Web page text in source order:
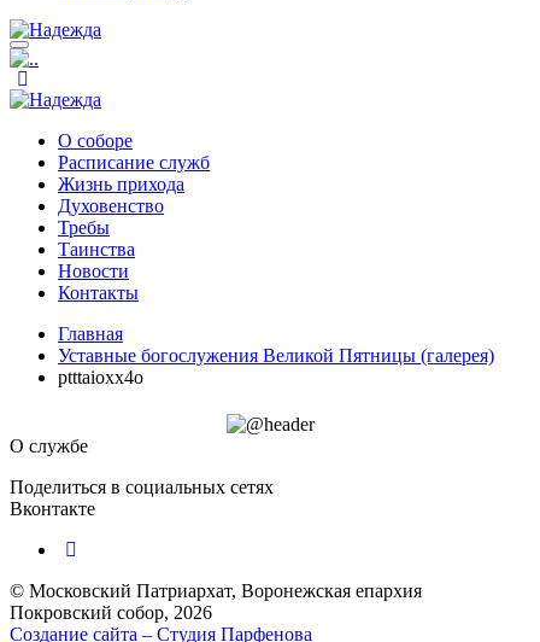
О соборе
Расписание служб
Жизнь прихода
Духовенство
Требы
Таинства
Новости
Контакты
Главная
Уставные богослужения Великой Пятницы (галерея)
ptttaioxx4o
О службе
Поделиться в социальных сетях
Вконтакте
© Московский Патриархат, Воронежcкая епархия
Покровский собор, 2026
Создание сайта – Cтудия Парфенова